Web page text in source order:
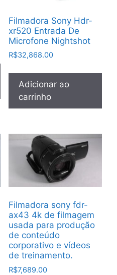
Filmadora Sony Hdr-
xr520 Entrada De
Microfone Nightshot
R$32,868.00
Adicionar ao
carrinho
Filmadora sony fdr-
ax43 4k de filmagem
usada para produção
de conteúdo
corporativo e vídeos
de treinamento.
R$7,689.00